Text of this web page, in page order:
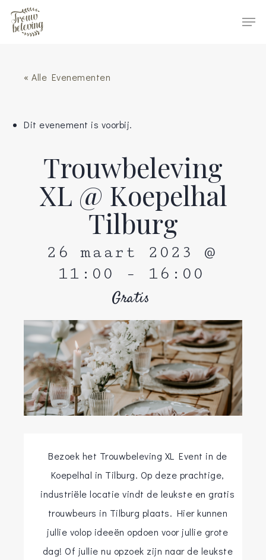
« Alle Evenementen
Dit evenement is voorbij.
Trouwbeleving
XL @ Koepelhal
Tilburg
26 maart 2023 @
11:00
- 16:00
Gratis
Bezoek het Trouwbeleving XL Event in de
Koepelhal in Tilburg. Op deze prachtige,
industriële locatie vindt de leukste en gratis
trouwbeurs in Tilburg plaats. Hier kunnen
jullie volop ideeën opdoen voor jullie grote
dag! Of jullie nu opzoek zijn naar de leukste